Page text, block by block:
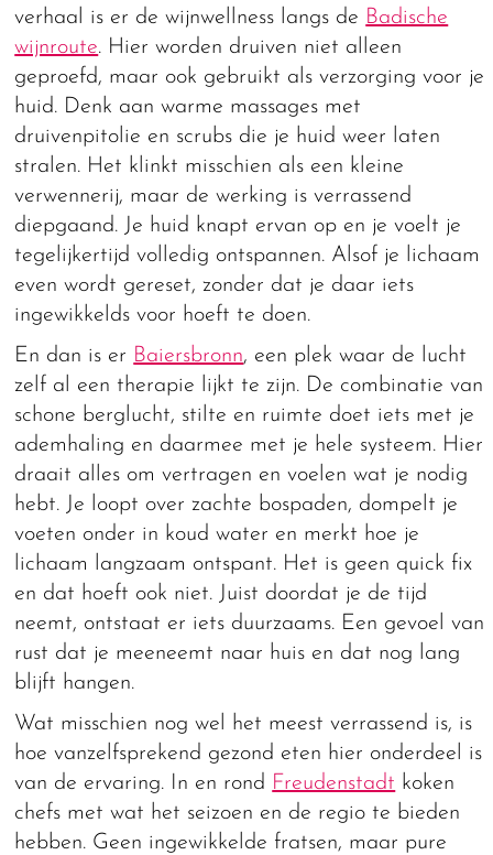
verhaal is er de wijnwellness langs de Badische
wijnroute. Hier worden druiven niet alleen
geproefd, maar ook gebruikt als verzorging voor je
huid. Denk aan warme massages met
druivenpitolie en scrubs die je huid weer laten
stralen. Het klinkt misschien als een kleine
verwennerij, maar de werking is verrassend
diepgaand. Je huid knapt ervan op en je voelt je
tegelijkertijd volledig ontspannen. Alsof je lichaam
even wordt gereset, zonder dat je daar iets
ingewikkelds voor hoeft te doen.
En dan is er Baiersbronn, een plek waar de lucht
zelf al een therapie lijkt te zijn. De combinatie van
schone berglucht, stilte en ruimte doet iets met je
ademhaling en daarmee met je hele systeem. Hier
draait alles om vertragen en voelen wat je nodig
hebt. Je loopt over zachte bospaden, dompelt je
voeten onder in koud water en merkt hoe je
lichaam langzaam ontspant. Het is geen quick fix
en dat hoeft ook niet. Juist doordat je de tijd
neemt, ontstaat er iets duurzaams. Een gevoel van
rust dat je meeneemt naar huis en dat nog lang
blijft hangen.
Wat misschien nog wel het meest verrassend is, is
hoe vanzelfsprekend gezond eten hier onderdeel is
van de ervaring. In en rond Freudenstadt koken
chefs met wat het seizoen en de regio te bieden
hebben. Geen ingewikkelde fratsen, maar pure